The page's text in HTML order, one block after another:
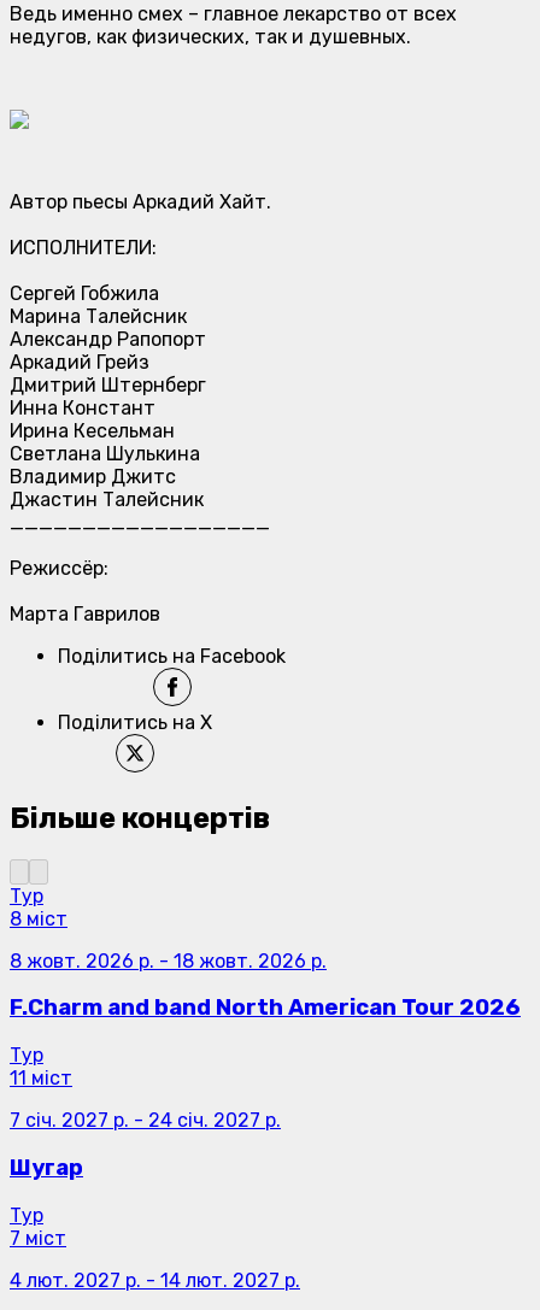
Ведь именно смех – главное лекарство от всех
недугов, как физических, так и душевных.
Автор пьесы Аркадий Хайт.
ИСПОЛНИТЕЛИ:
Сергей Гобжила
Марина Талейсник
Александр Рапопорт
Аркадий Грейз
Дмитрий Штернберг
Инна Констант
Ирина Кесельман
Светлана Шулькина
Владимир Джитс
Джастин Талейсник
__________________
Режиссёр:
Марта Гаврилов
Поділитись на Facebook
Поділитись на X
Більше концертів
Тур
8 міст
8 жовт. 2026 р. - 18 жовт. 2026 р.
F.Charm and band North American Tour 2026
Тур
11 міст
7 січ. 2027 р. - 24 січ. 2027 р.
Шугар
Тур
7 міст
4 лют. 2027 р. - 14 лют. 2027 р.